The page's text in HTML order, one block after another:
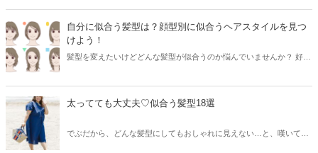
自分に似合う髪型は？顔型別に似合うヘアスタイルを見つ
けよう！
髪型を変えたいけどどんな髪型が似合うのか悩んでいませんか？ 好き
太ってても大丈夫♡似合う髪型18選
でぶだから、どんな髪型にしてもおしゃれに見えない…と、嘆いてい